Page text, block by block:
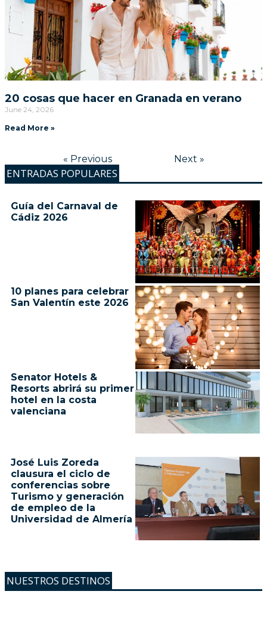
20 cosas que hacer en Granada en verano
June 24, 2026
Read More »
« Previous Next »
ENTRADAS POPULARES
Guía del Carnaval de
Cádiz 2026
10 planes para celebrar
San Valentín este 2026
Senator Hotels &
Resorts abrirá su primer
hotel en la costa
valenciana
José Luis Zoreda
clausura el ciclo de
conferencias sobre
Turismo y generación
de empleo de la
Universidad de Almería
NUESTROS DESTINOS